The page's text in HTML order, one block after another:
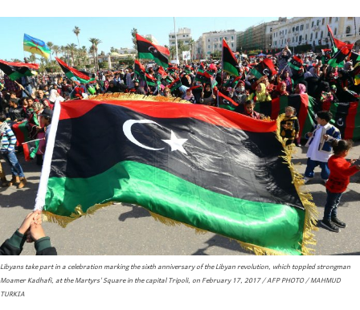
Libyans take part in a celebration marking the sixth anniversary of the Libyan revolution, which toppled strongman
Moamer Kadhafi, at the Martyrs' Square in the capital Tripoli, on February 17, 2017 / AFP PHOTO / MAHMUD
TURKIA